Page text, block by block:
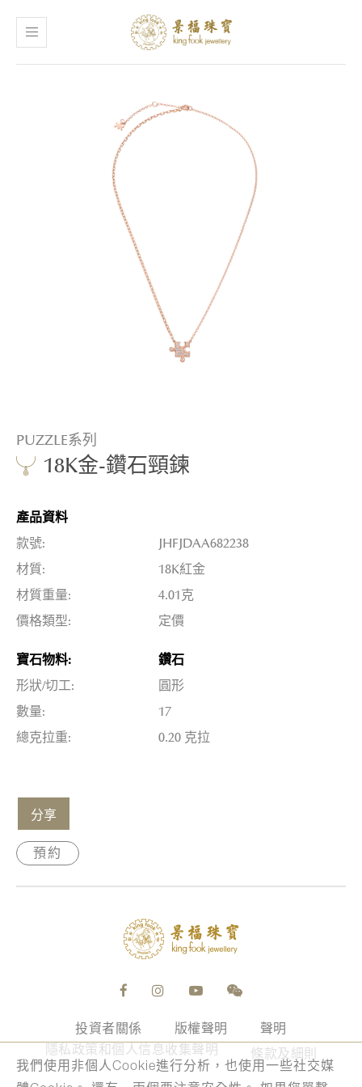
PUZZLE系列
18K金-鑽石頸鍊
產品資料
款號:
JHFJDAA682238
材質:
18K紅金
材質重量:
4.01克
價格類型:
定價
寶石物料:
鑽石
形狀/切工:
圓形
數量:
17
總克拉重:
0.20 克拉
分享
預約
投資者關係 版權聲明
聲明
隱私政策和個人信息收集聲明
條款及細則
我們使用非個人Cookie進行分析，也使用一些社交媒